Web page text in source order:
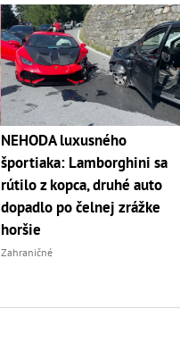
NEHODA luxusného
športiaka: Lamborghini sa
rútilo z kopca, druhé auto
dopadlo po čelnej zrážke
horšie
Zahraničné